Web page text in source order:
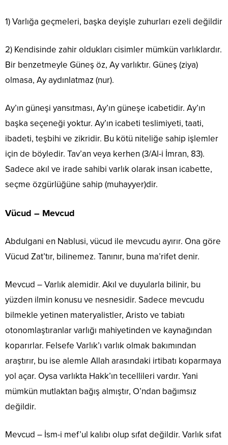
1) Varlığa geçmeleri, başka deyişle zuhurları ezeli değildir
2) Kendisinde zahir oldukları cisimler mümkün varlıklardır.
Bir benzetmeyle Güneş öz, Ay varlıktır. Güneş (ziya)
olmasa, Ay aydınlatmaz (nur).
Ay’ın güneşi yansıtması, Ay’ın güneşe icabetidir. Ay’ın
başka seçeneği yoktur. Ay’ın icabeti teslimiyeti, taati,
ibadeti, teşbihi ve zikridir. Bu kötü niteliğe sahip işlemler
için de böyledir. Tav’an veya kerhen (3/Al-i İmran, 83).
Sadece akıl ve irade sahibi varlık olarak insan icabette,
seçme özgürlüğüne sahip (muhayyer)dir.
Vücud – Mevcud
Abdulgani en Nablusi, vücud ile mevcudu ayırır. Ona göre
Vücud Zat’tır, bilinemez. Tanınır, buna ma’rifet denir.
Mevcud – Varlık alemidir. Akıl ve duyularla bilinir, bu
yüzden ilmin konusu ve nesnesidir. Sadece mevcudu
bilmekle yetinen materyalistler, Aristo ve tabiatı
otonomlaştıranlar varlığı mahiyetinden ve kaynağından
koparırlar. Felsefe Varlık’ı varlık olmak bakımından
araştırır, bu ise alemle Allah arasındaki irtibatı koparmaya
yol açar. Oysa varlıkta Hakk’ın tecellileri vardır. Yani
mümkün mutlaktan bağış almıştır, O’ndan bağımsız
değildir.
Mevcud – İsm-i mef’ul kalıbı olup sıfat değildir. Varlık sıfat